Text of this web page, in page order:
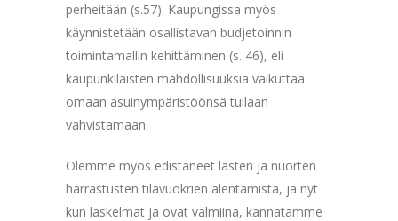
perheitään (s.57). Kaupungissa myös
käynnistetään osallistavan budjetoinnin
toimintamallin kehittäminen (s. 46), eli
kaupunkilaisten mahdollisuuksia vaikuttaa
omaan asuinympäristöönsä tullaan
vahvistamaan.
Olemme myös edistäneet lasten ja nuorten
harrastusten tilavuokrien alentamista, ja nyt
kun laskelmat ja ovat valmiina, kannatamme